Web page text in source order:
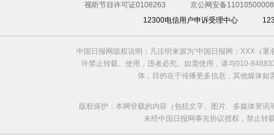
视听节目许可证0108263
京公网安备
12300电信用户申诉受理中心
中国日报网版权说明：凡注明来源为“中国日报网：XXX（
许禁止转载、使用，违者必究。如需使用，请与010-
体，目的在于传播更多信息，其他媒体
版权保护：本网登载的内容（包括文字、图片、多媒体资
未经中国日报网事先协议授权，禁止转